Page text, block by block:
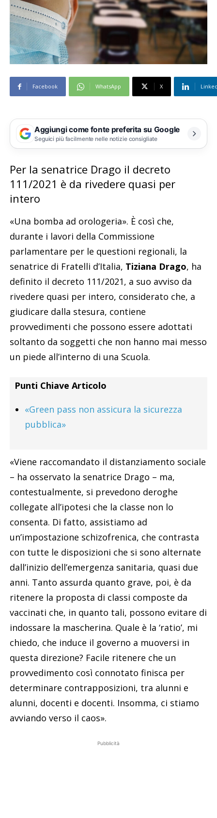
Facebook WhatsApp X
Aggiungi come fonte preferita su Google
Seguici più facilmente nelle notizie consigliate
Per la senatrice Drago il decreto
111/2021 è da rivedere quasi per
intero
«Una bomba ad orologeria». È così che,
durante i lavori della Commissione
parlamentare per le questioni regionali, la
senatrice di Fratelli d’Italia, Tiziana Drago, ha
definito il decreto 111/2021, a suo avviso da
rivedere quasi per intero, considerato che, a
giudicare dalla stesura, contiene
provvedimenti che possono essere adottati
soltanto da soggetti che non hanno mai messo
un piede all’interno di una Scuola.
Punti Chiave Articolo
«Green pass non assicura la sicurezza
pubblica»
«Viene raccomandato il distanziamento sociale
– ha osservato la senatrice Drago – ma,
contestualmente, si prevedono deroghe
collegate all’ipotesi che la classe non lo
consenta. Di fatto, assistiamo ad
un’impostazione schizofrenica, che contrasta
con tutte le disposizioni che si sono alternate
dall’inizio dell’emergenza sanitaria, quasi due
anni. Tanto assurda quanto grave, poi, è da
ritenere la proposta di classi composte da
vaccinati che, in quanto tali, possono evitare di
indossare la mascherina. Quale è la ‘ratio’, mi
chiedo, che induce il governo a muoversi in
questa direzione? Facile ritenere che un
provvedimento così connotato finisca per
determinare contrapposizioni, tra alunni e
alunni, docenti e docenti. Insomma, ci stiamo
avviando verso il caos».
Pubblicità